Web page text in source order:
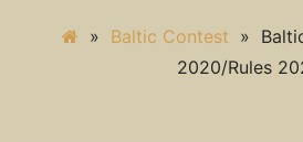
» Baltic Contest »
2020/Rules